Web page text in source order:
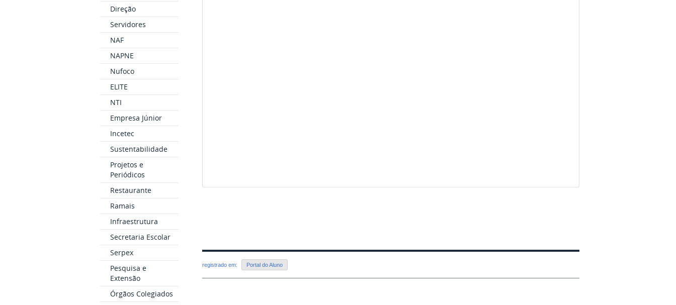
Direção
Servidores
NAF
NAPNE
Nufoco
ELITE
NTI
Empresa Júnior
Incetec
Sustentabilidade
Projetos e
Periódicos
Restaurante
Ramais
Infraestrutura
Secretaria Escolar
Serpex
Pesquisa e
Extensão
Órgãos Colegiados
registrado em: Portal do Aluno